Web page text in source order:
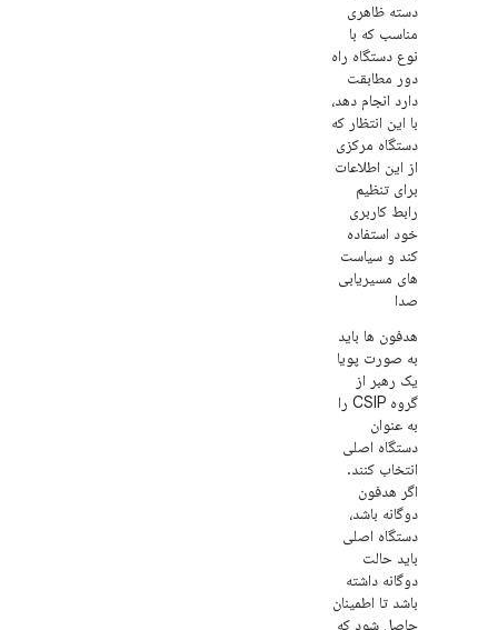
دسته ظاهری
مناسب که با
نوع دستگاه راه
دور مطابقت
دارد انجام دهد،
با این انتظار که
دستگاه مرکزی
از این اطلاعات
برای تنظیم
رابط کاربری
خود استفاده
کند و سیاست
های مسیریابی
صدا
هدفون ها باید
به صورت پویا
یک رهبر از
گروه CSIP را
به عنوان
دستگاه اصلی
انتخاب کنند.
اگر هدفون
دوگانه باشد،
دستگاه اصلی
باید حالت
دوگانه داشته
باشد تا اطمینان
حاصل شود که